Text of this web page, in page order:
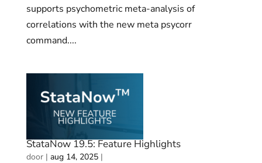
supports psychometric meta-analysis of
correlations with the new meta psycorr
command....
StataNow 19.5: Feature Highlights
door | aug 14, 2025|